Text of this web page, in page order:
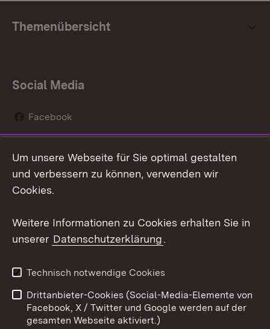
Themenübersicht
Social Media
Facebook
Social Wall
Youtube
Kontakt
Datenschutz
Barrierefreiheit
Impressum Cookies
Um unsere Webseite für Sie optimal gestalten
und verbessern zu können, verwenden wir
Cookies.
Weitere Informationen zu Cookies erhalten Sie in
unserer Datenschutzerklärung.
Technisch notwendige Cookies
Drittanbieter-Cookies (Social-Media-Elemente von
Facebook, X / Twitter und Google werden auf der
gesamten Webseite aktiviert.)